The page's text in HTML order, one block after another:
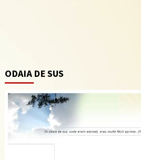
ODAIA DE SUS